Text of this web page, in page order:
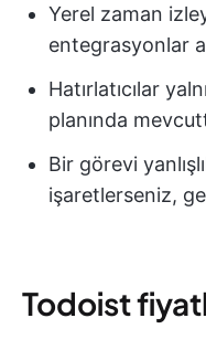
Yerel zaman
entegrasyonlar
Hatırlatıcılar
planında
Bir görevi
işaretlerseniz,
Todoist